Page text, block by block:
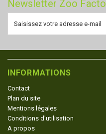
Newsletter Zoo
INFORMATIONS
Contact
Plan du site
Mentions légales
Conditions d'utilisation
A propos